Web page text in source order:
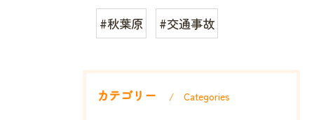
#秋葉原 #交通事故
カテゴリー Categories